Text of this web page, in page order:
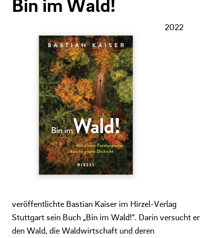
2022
veröffentlichte Bastian Kaiser im Hirzel-Verlag
Stuttgart sein Buch „Bin im Wald!“. Darin versucht er
den Wald, die Waldwirtschaft und deren